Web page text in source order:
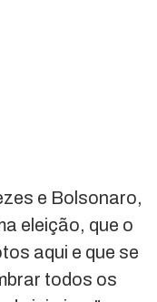
e Bolsonaro,
eleição, que o
aqui e que se
todos os